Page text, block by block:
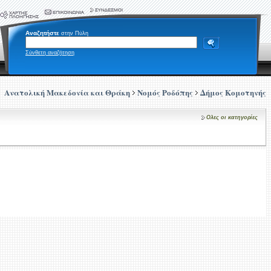
Αναζητήστε στην Πύλη
Σύνθετη αναζήτηση
Ανατολική Μακεδονία και Θράκη Νομός Ροδόπης Δήμος Κομοτηνής
Ολες οι κατηγορίες